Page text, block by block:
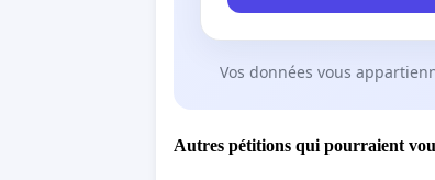
Vos données vous
Autres pétitions qui pourraient